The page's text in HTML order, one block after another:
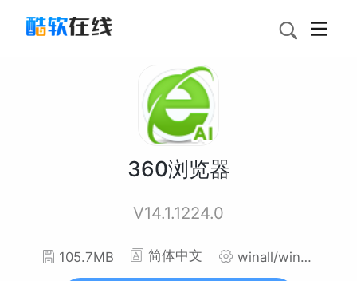
360浏览器
V14.1.1224.0
105.7MB 简体中文 winall/win7/win10/win11